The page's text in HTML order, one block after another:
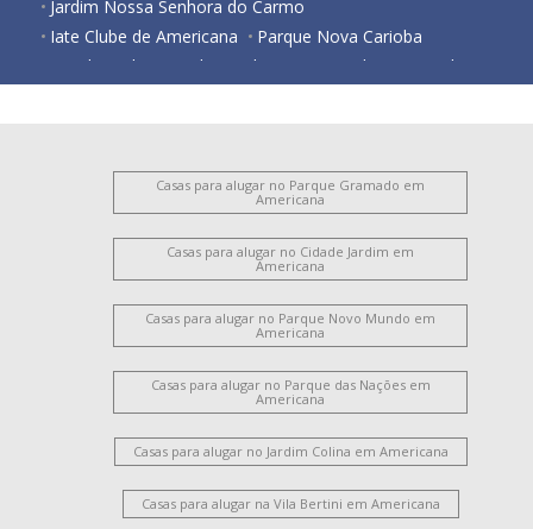
Jardim Nossa Senhora do Carmo
Iate Clube de Americana
Parque Nova Carioba
Residencial Horto Florestal Jacyra I
Jardim Imperador
Jardim São Domingos
Nova Americana
Vila Frezzarim
Jardim Bertoni
Iate Clube de Campinas
Vila Bertini
Chácara Rodrigues
Parque Gramado
Vila Pavan
Vila Amorim
Antônio Zanaga Ii
Vila Cordenonsi
Chácara Machadinho II
Jardim Brasil
Vila Mariana
Jardim Lizandra
Cidade Jardim Ii
Catharina Zanaga
Parque Residencial Jaguari
Chácara Lucília
Campo Limpo
São Manoel
Portal dos Nobres
Casas para alugar no Parque Gramado em
Americana
Casas para alugar no Cidade Jardim em
Americana
Casas para alugar no Parque Novo Mundo em
Americana
Casas para alugar no Parque das Nações em
Americana
Casas para alugar no Jardim Colina em Americana
Casas para alugar na Vila Bertini em Americana